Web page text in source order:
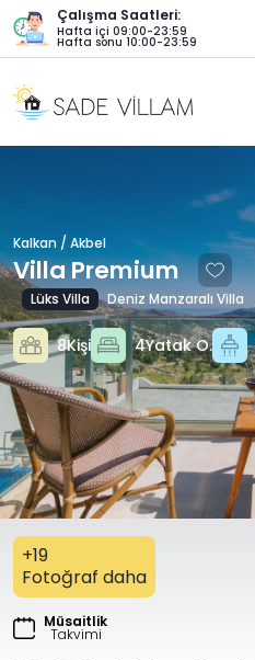
Çalışma Saatleri:
Hafta içi 09:00-23:59
Hafta sonu 10:00-23:59
Kalkan / Akbel
Villa Premium
Lüks Villa Deniz Manzaralı Villa
8Kişi 4Yatak O.
+19
Fotoğraf daha
Müsaitlik
Takvimi